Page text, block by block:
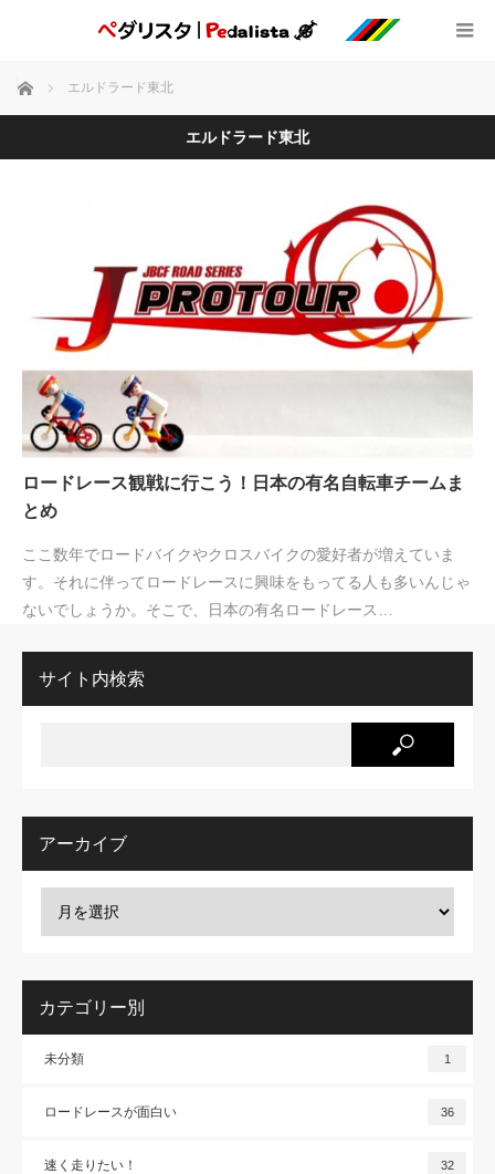
ホーム エルドラード東北
エルドラード東北
ロードレース観戦に行こう！日本の有名自転車チームま
とめ
ここ数年でロードバイクやクロスバイクの愛好者が増えていま
す。それに伴ってロードレースに興味をもってる人も多いんじゃ
ないでしょうか。そこで、日本の有名ロードレース…
サイト内検索
アーカイブ
カテゴリー別
未分類 1
ロードレースが面白い 36
速く走りたい！ 32